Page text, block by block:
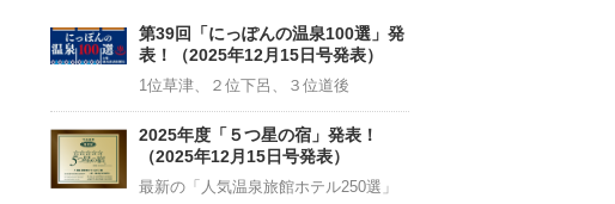
Channel
第39回「にっぽんの温泉100選」発
表！（2025年12月15日号発表）
1位草津、２位下呂、３位道後
2025年度「５つ星の宿」発表！
（2025年12月15日号発表）
最新の「人気温泉旅館ホテル250選」